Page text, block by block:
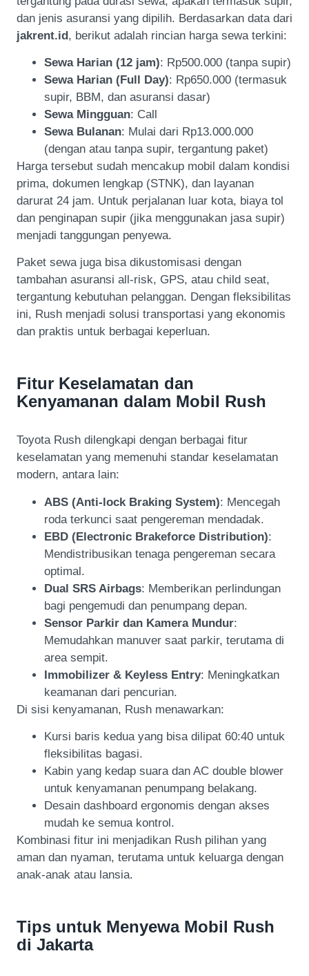
dan jenis asuransi yang dipilih. Berdasarkan data dari
jakrent.id, berikut adalah rincian harga sewa terkini:
Sewa Harian (12 jam): Rp500.000 (tanpa supir)
Sewa Harian (Full Day): Rp650.000 (termasuk
supir, BBM, dan asuransi dasar)
Sewa Mingguan: Call
Sewa Bulanan: Mulai dari Rp13.000.000
(dengan atau tanpa supir, tergantung paket)
Harga tersebut sudah mencakup mobil dalam kondisi
prima, dokumen lengkap (STNK), dan layanan
darurat 24 jam. Untuk perjalanan luar kota, biaya tol
dan penginapan supir (jika menggunakan jasa supir)
menjadi tanggungan penyewa.
Paket sewa juga bisa dikustomisasi dengan
tambahan asuransi all-risk, GPS, atau child seat,
tergantung kebutuhan pelanggan. Dengan fleksibilitas
ini, Rush menjadi solusi transportasi yang ekonomis
dan praktis untuk berbagai keperluan.
Fitur Keselamatan dan
Kenyamanan dalam Mobil Rush
Toyota Rush dilengkapi dengan berbagai fitur
keselamatan yang memenuhi standar keselamatan
modern, antara lain:
ABS (Anti-lock Braking System): Mencegah
roda terkunci saat pengereman mendadak.
EBD (Electronic Brakeforce Distribution):
Mendistribusikan tenaga pengereman secara
optimal.
Dual SRS Airbags: Memberikan perlindungan
bagi pengemudi dan penumpang depan.
Sensor Parkir dan Kamera Mundur:
Memudahkan manuver saat parkir, terutama di
area sempit.
Immobilizer & Keyless Entry: Meningkatkan
keamanan dari pencurian.
Di sisi kenyamanan, Rush menawarkan:
Kursi baris kedua yang bisa dilipat 60:40 untuk
fleksibilitas bagasi.
Kabin yang kedap suara dan AC double blower
untuk kenyamanan penumpang belakang.
Desain dashboard ergonomis dengan akses
mudah ke semua kontrol.
Kombinasi fitur ini menjadikan Rush pilihan yang
aman dan nyaman, terutama untuk keluarga dengan
anak-anak atau lansia.
Tips untuk Menyewa Mobil Rush
di Jakarta